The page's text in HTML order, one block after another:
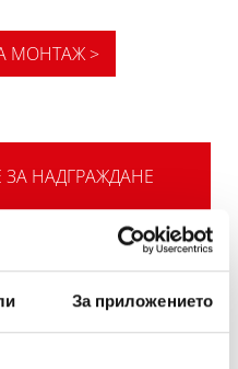
За приложението
МОНТАЖ >
НАДГРАЖДАНЕ